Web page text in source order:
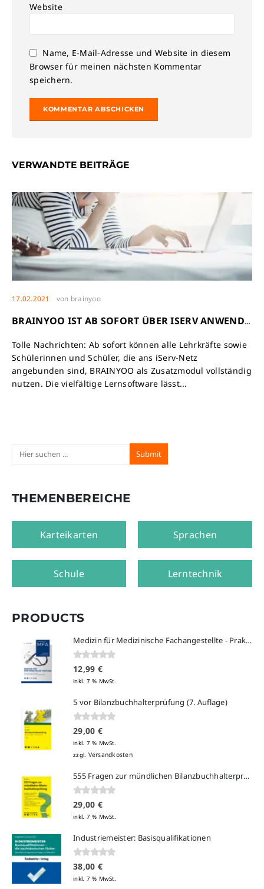
Website
Name, E-Mail-Adresse und Website in diesem
Browser für meinen nächsten Kommentar
speichern.
VERWANDTE BEITRÄGE
17.02.2021 von brainyoo
BRAINYOO IST AB SOFORT ÜBER ISERV ANWENDBAR
Tolle Nachrichten: Ab sofort können alle Lehrkräfte sowie
Schülerinnen und Schüler, die ans iServ-Netz
angebunden sind, BRAINYOO als Zusatzmodul vollständig
nutzen. Die vielfältige Lernsoftware lässt...
THEMENBEREICHE
Karteikarten Sprachen
Schule Lerntechnik
PRODUCTS
Medizin für Medizinische Fachangestellte - Praktische Prüfung
0von 5
12,99 €
inkl. 7 % MwSt.
5 vor Bilanzbuchhalterprüfung (7. Auflage)
0von 5
29,00 €
inkl. 7 % MwSt.
zzgl. Versandkosten
555 Fragen zur mündlichen Bilanzbuchhalterprüfung (5. Auflage)
0von 5
29,00 €
inkl. 7 % MwSt.
Industriemeister: Basisqualifikationen
0von 5
38,00 €
inkl. 7 % MwSt.